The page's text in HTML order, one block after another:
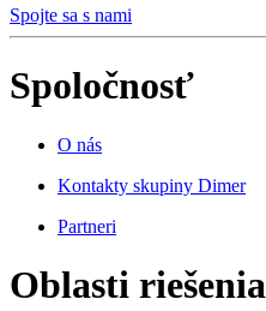
Spojte sa s nami
Spoločnosť
O nás
Kontakty skupiny Dimer
Partneri
Oblasti riešenia